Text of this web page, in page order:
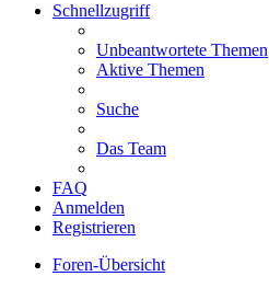
Schnellzugriff
Unbeantwortete Themen
Aktive Themen
Suche
Das Team
FAQ
Anmelden
Registrieren
Foren-Übersicht